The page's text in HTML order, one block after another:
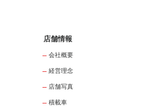
店舗情報
会社概要
経営理念
店舗写真
積載車